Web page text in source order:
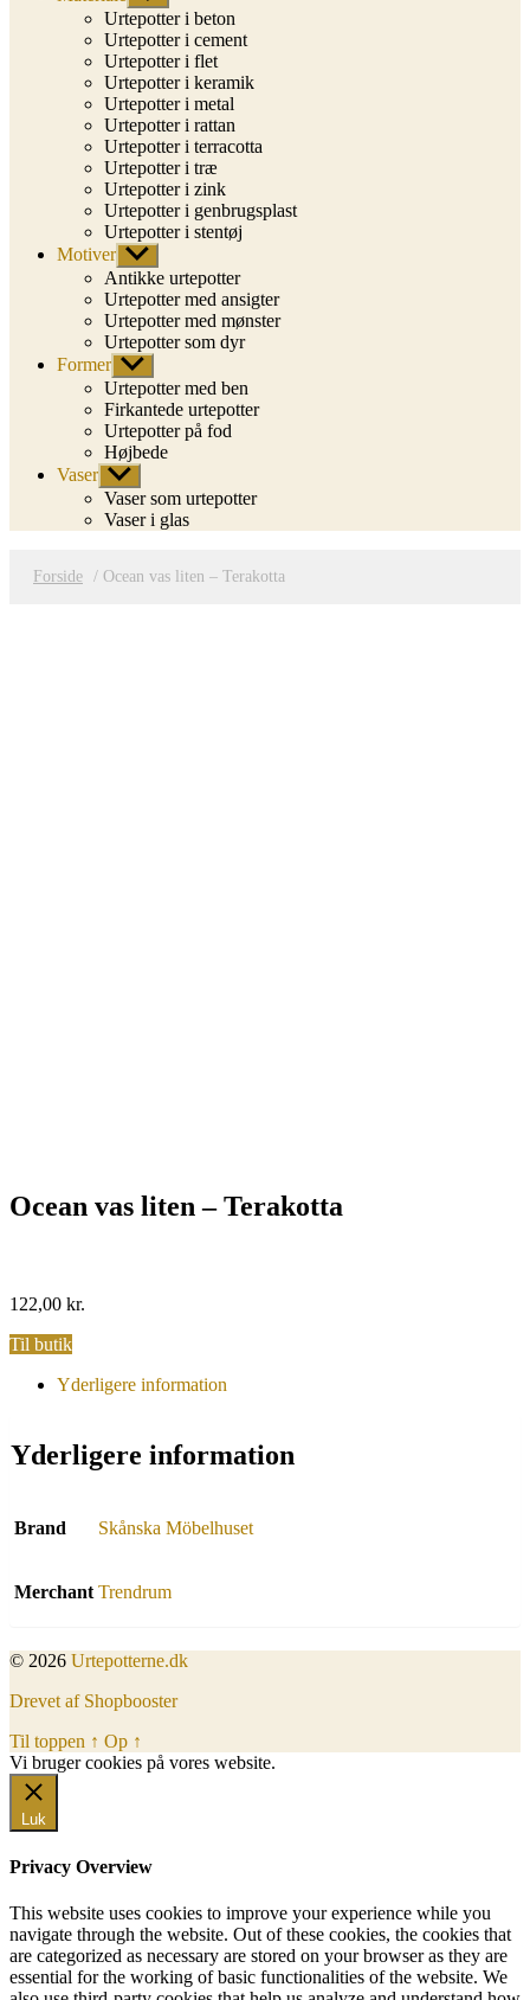
undermenu
Urtepotter i beton
Urtepotter i cement
Urtepotter i flet
Urtepotter i keramik
Urtepotter i metal
Urtepotter i rattan
Urtepotter i terracotta
Urtepotter i træ
Urtepotter i zink
Urtepotter i genbrugsplast
Urtepotter i stentøj
Motiver Vis
undermenu
Antikke urtepotter
Urtepotter med ansigter
Urtepotter med mønster
Urtepotter som dyr
Former Vis
undermenu
Urtepotter med ben
Firkantede urtepotter
Urtepotter på fod
Højbede
Vaser Vis
undermenu
Vaser som urtepotter
Vaser i glas
Forside / Ocean vas liten – Terakotta
Ocean vas liten – Terakotta
122,00 kr.
Til butik
Yderligere information
Yderligere information
Brand Skånska Möbelhuset
Merchant Trendrum
© 2026 Urtepotterne.dk
Drevet af Shopbooster
Til toppen ↑ Op ↑
Vi bruger cookies på vores website.
Luk
Privacy Overview
This website uses cookies to improve your experience while you
navigate through the website. Out of these cookies, the cookies that
are categorized as necessary are stored on your browser as they are
essential for the working of basic functionalities of the website. We